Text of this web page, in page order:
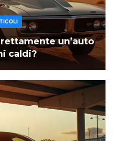
un’auto
caldi?